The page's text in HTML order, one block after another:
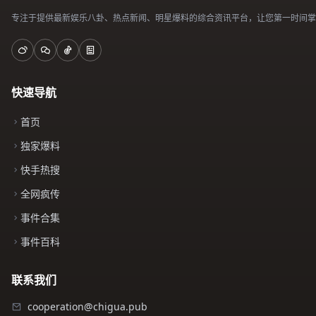
专注于提供最新娱乐八卦、热点新闻、明星爆料的综合资讯平台，让您第一时间
快速导航
首页
独家爆料
快手热搜
全网疯传
事件合集
事件百科
联系我们
cooperation@chigua.pub